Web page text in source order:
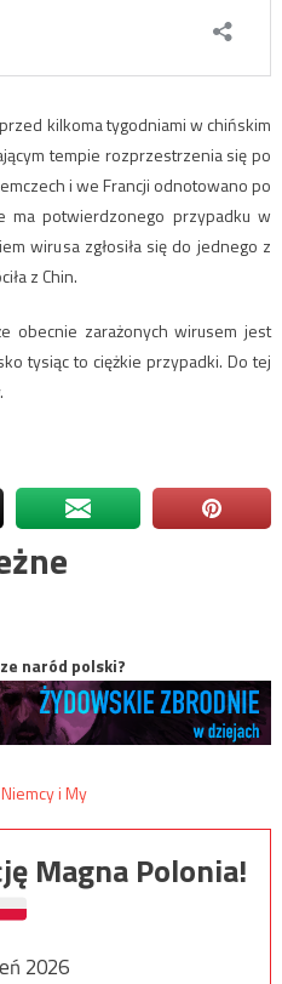
kilkoma tygodniami w chińskim
tempie rozprzestrzenia się po
i we Francji odnotowano po
potwierdzonego przypadku w
wirusa zgłosiła się do jednego z
z Chin.
obecnie zarażonych wirusem jest
tysiąc to ciężkie przypadki. Do tej
naród polski?
Magna Polonia!
2026